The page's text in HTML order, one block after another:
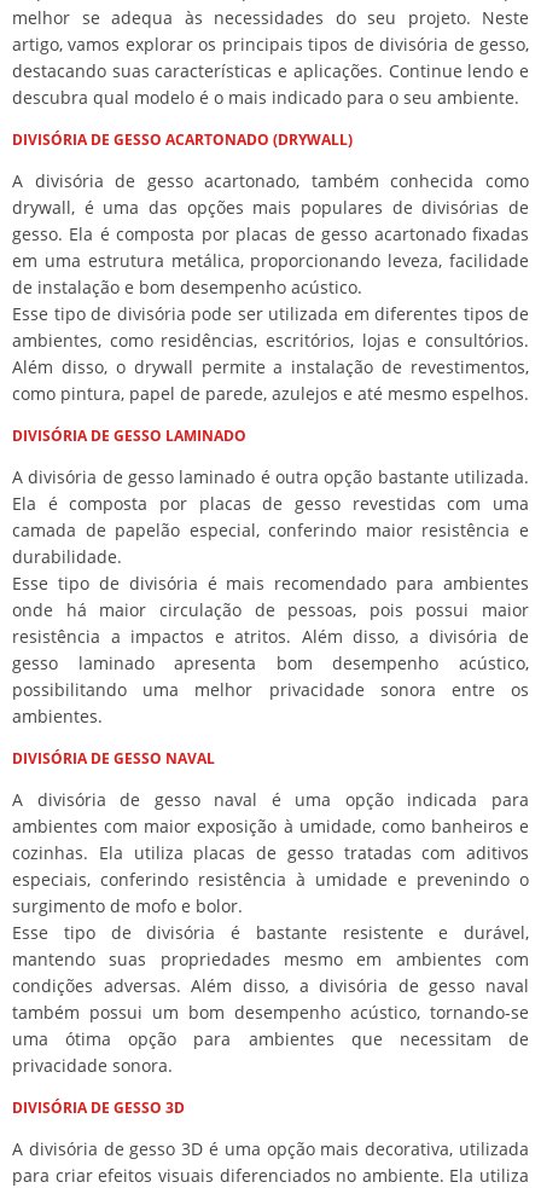
melhor se adequa às necessidades do seu projeto. Neste
artigo, vamos explorar os principais tipos de divisória de gesso,
destacando suas características e aplicações. Continue lendo e
descubra qual modelo é o mais indicado para o seu ambiente.
DIVISÓRIA DE GESSO ACARTONADO (DRYWALL)
A divisória de gesso acartonado, também conhecida como
drywall, é uma das opções mais populares de divisórias de
gesso. Ela é composta por placas de gesso acartonado fixadas
em uma estrutura metálica, proporcionando leveza, facilidade
de instalação e bom desempenho acústico.
Esse tipo de divisória pode ser utilizada em diferentes tipos de
ambientes, como residências, escritórios, lojas e consultórios.
Além disso, o drywall permite a instalação de revestimentos,
como pintura, papel de parede, azulejos e até mesmo espelhos.
DIVISÓRIA DE GESSO LAMINADO
A divisória de gesso laminado é outra opção bastante utilizada.
Ela é composta por placas de gesso revestidas com uma
camada de papelão especial, conferindo maior resistência e
durabilidade.
Esse tipo de divisória é mais recomendado para ambientes
onde há maior circulação de pessoas, pois possui maior
resistência a impactos e atritos. Além disso, a divisória de
gesso laminado apresenta bom desempenho acústico,
possibilitando uma melhor privacidade sonora entre os
ambientes.
DIVISÓRIA DE GESSO NAVAL
A divisória de gesso naval é uma opção indicada para
ambientes com maior exposição à umidade, como banheiros e
cozinhas. Ela utiliza placas de gesso tratadas com aditivos
especiais, conferindo resistência à umidade e prevenindo o
surgimento de mofo e bolor.
Esse tipo de divisória é bastante resistente e durável,
mantendo suas propriedades mesmo em ambientes com
condições adversas. Além disso, a divisória de gesso naval
também possui um bom desempenho acústico, tornando-se
uma ótima opção para ambientes que necessitam de
privacidade sonora.
DIVISÓRIA DE GESSO 3D
A divisória de gesso 3D é uma opção mais decorativa, utilizada
para criar efeitos visuais diferenciados no ambiente. Ela utiliza